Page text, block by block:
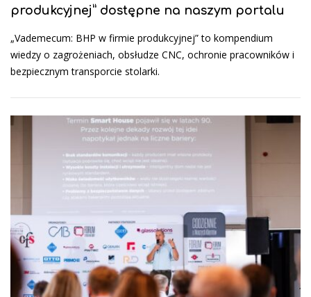
produkcyjnej” dostępne na naszym portalu
„Vademecum: BHP w firmie produkcyjnej” to kompendium
wiedzy o zagrożeniach, obsłudze CNC, ochronie pracowników i
bezpiecznym transporcie stolarki.